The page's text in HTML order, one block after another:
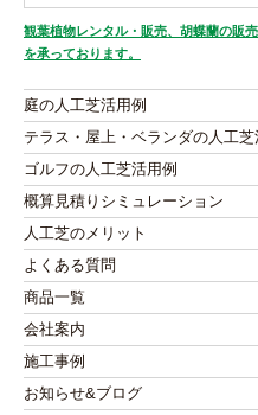
観葉植物レンタル・販売、胡蝶蘭の販売
を承っております。
庭の人工芝活用例
テラス・屋上・ベランダの人工芝
ゴルフの人工芝活用例
概算見積りシミュレーション
人工芝のメリット
よくある質問
商品一覧
会社案内
施工事例
お知らせ&ブログ